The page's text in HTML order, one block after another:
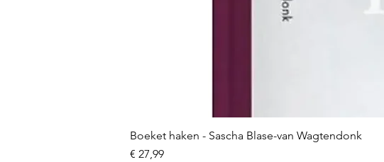
Boeket haken - Sascha Blase-van Wagtendonk
Prijs
€ 27,99